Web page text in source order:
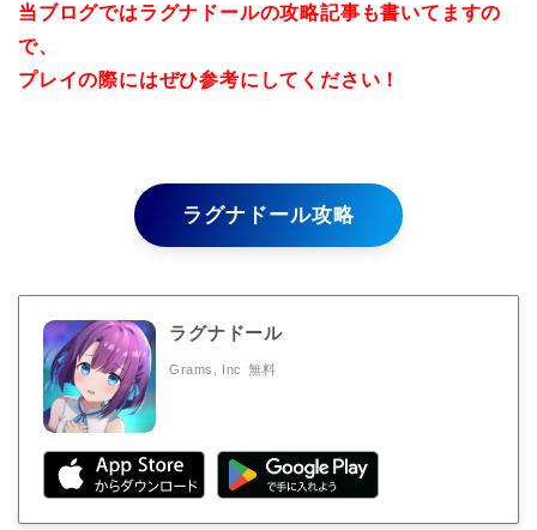
当ブログではラグナドールの攻略記事も書いてますの
で、
プレイの際にはぜひ参考にしてください！
ラグナドール攻略
ラグナドール
Grams, Inc 無料